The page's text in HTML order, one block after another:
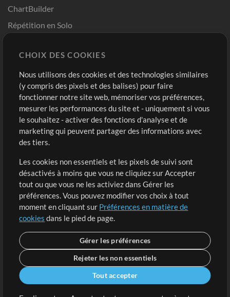
ChartBuilder
Répétition en Solo
Modèles ProPresenter
Sons
Boutique
Acheter des crédits
Contenu gratuit
Demander les pistes
Extras
Sessions
Soumettre votre contenu
Listes de lecture
Conférence MT
Compte
Connexion
S'inscrire
CHOIX DES COOKIES
Nous utilisons des cookies et des technologies similaires
(y compris des pixels et des balises) pour faire
fonctionner notre site web, mémoriser vos préférences,
mesurer les performances du site et - uniquement si vous
le souhaitez - activer des fonctions d'analyse et de
marketing qui peuvent partager des informations avec
des tiers.
Les cookies non essentiels et les pixels de suivi sont
désactivés à moins que vous ne cliquiez sur Accepter
tout ou que vous ne les activiez dans Gérer les
préférences. Vous pouvez modifier vos choix à tout
moment en cliquant sur Préférences en matière de
cookies dans le pied de page.
Gérer les préférences
Rejeter les non essentiels
Tout accepter